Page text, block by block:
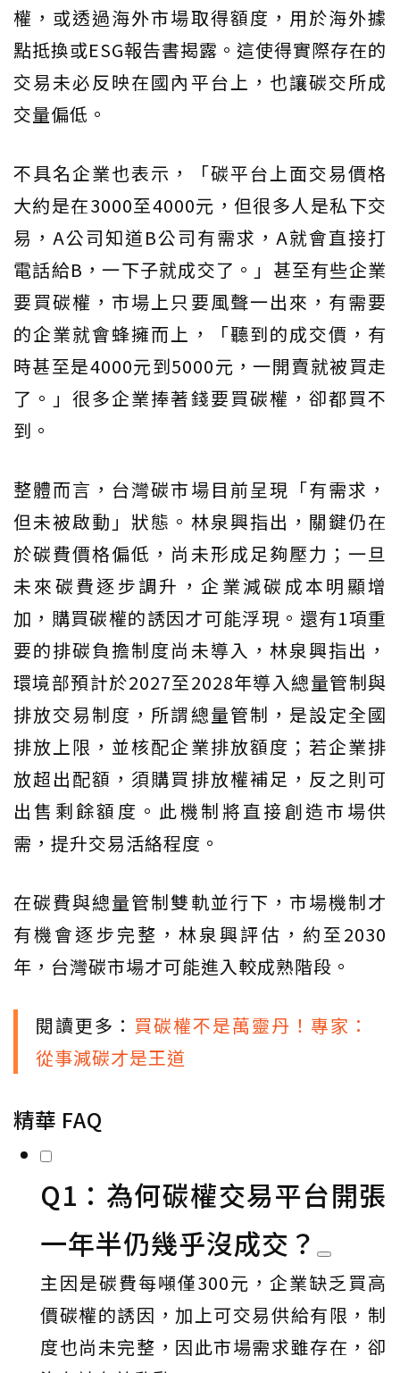
權，或透過海外市場取得額度，用於海外據
點抵換或ESG報告書揭露。這使得實際存在的
交易未必反映在國內平台上，也讓碳交所成
交量偏低。
不具名企業也表示，「碳平台上面交易價格
大約是在3000至4000元，但很多人是私下交
易，A公司知道B公司有需求，A就會直接打
電話給B，一下子就成交了。」甚至有些企業
要買碳權，市場上只要風聲一出來，有需要
的企業就會蜂擁而上，「聽到的成交價，有
時甚至是4000元到5000元，一開賣就被買走
了。」很多企業捧著錢要買碳權，卻都買不
到。
整體而言，台灣碳市場目前呈現「有需求，
但未被啟動」狀態。林泉興指出，關鍵仍在
於碳費價格偏低，尚未形成足夠壓力；一旦
未來碳費逐步調升，企業減碳成本明顯增
加，購買碳權的誘因才可能浮現。還有1項重
要的排碳負擔制度尚未導入，林泉興指出，
環境部預計於2027至2028年導入總量管制與
排放交易制度，所謂總量管制，是設定全國
排放上限，並核配企業排放額度；若企業排
放超出配額，須購買排放權補足，反之則可
出售剩餘額度。此機制將直接創造市場供
需，提升交易活絡程度。
在碳費與總量管制雙軌並行下，市場機制才
有機會逐步完整，林泉興評估，約至2030
年，台灣碳市場才可能進入較成熟階段。
閱讀更多： 買碳權不是萬靈丹！專家：
從事減碳才是王道
精華 FAQ
Q1：為何碳權交易平台開張
一年半仍幾乎沒成交？
主因是碳費每噸僅300元，企業缺乏買高
價碳權的誘因，加上可交易供給有限，制
度也尚未完整，因此市場需求雖存在，卻